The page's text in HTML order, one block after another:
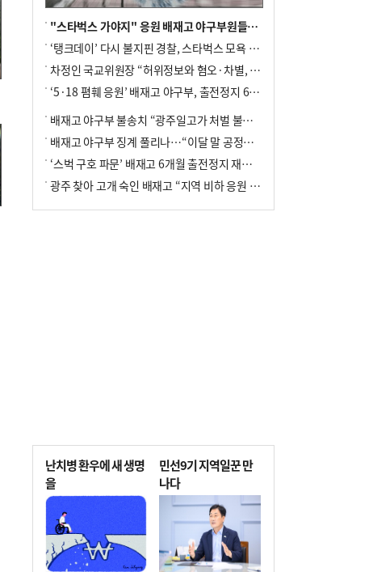
"스타벅스 가야지" 응원 배재고 야구부원들, 학교서 징계 처분
‘탱크데이’ 다시 불지핀 경찰, 스타벅스 모욕 혐의 압수수색
차정인 국교위원장 “허위정보와 혐오·차별, 학교 교실까지 유입"
‘5·18 폄훼 응원’ 배재고 야구부, 출전정지 6개월→1개월 감경
배재고 야구부 불송치 “광주일고가 처벌 불원 의사 표해”
배재고 야구부 징계 풀리나…“이달 말 공정위서 재심의”
‘스벅 구호 파문’ 배재고 6개월 출전정지 재심 신청키로
광주 찾아 고개 숙인 배재고 “지역 비하 응원 잘못”(종합)
난치병 환우에 새 생명
을
민선9기 지역일꾼 만
나다